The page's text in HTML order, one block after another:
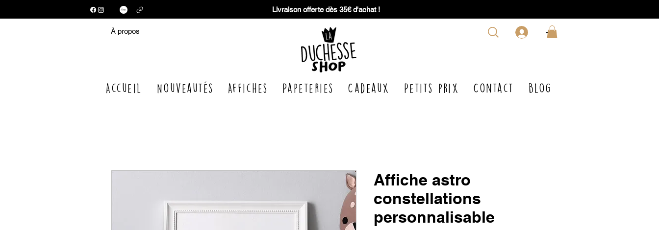
Livraison offerte dès 35€ d'achat !
À propos -
Accueil Nouveautés Affiches Papeteries Cadeaux Petits prix Contact Blog
Affiche astro
constellations
personnalisable